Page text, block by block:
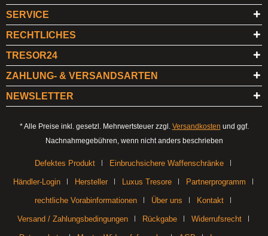
SERVICE
RECHTLICHES
TRESOR24
ZAHLUNG- & VERSANDSARTEN
NEWSLETTER
* Alle Preise inkl. gesetzl. Mehrwertsteuer zzgl. Versandkosten und ggf.
Nachnahmegebühren, wenn nicht anders beschrieben
Defektes Produkt Einbruchsichere Waffenschränke
Händler-Login Hersteller Luxus Tresore Partnerprogramm
rechtliche Vorabinformationen Über uns Kontakt
Versand / Zahlungsbedingungen Rückgabe Widerrufsrecht